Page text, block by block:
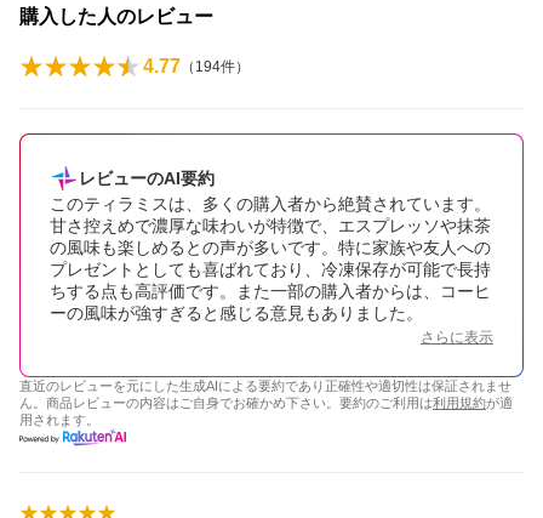
購入した人のレビュー
4.77 （ 194件）
レビューのAI要約
このティラミスは、多くの購入者から絶賛されています。
甘さ控えめで濃厚な味わいが特徴で、エスプレッソや抹茶
の風味も楽しめるとの声が多いです。特に家族や友人への
プレゼントとしても喜ばれており、冷凍保存が可能で長持
ちする点も高評価です。また一部の購入者からは、コーヒ
ーの風味が強すぎると感じる意見もありました。
さらに表示
直近のレビューを元にした生成AIによる要約であり正確性や適切性は保証されませ
ん。商品レビューの内容はご自身でお確かめ下さい。要約のご利用は利用規約が適
用されます。